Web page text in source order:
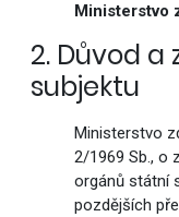
Ministerstvo
2. Důvod a
subjektu
Ministerstvo
2/1969 Sb., o
orgánů státní
pozdějších